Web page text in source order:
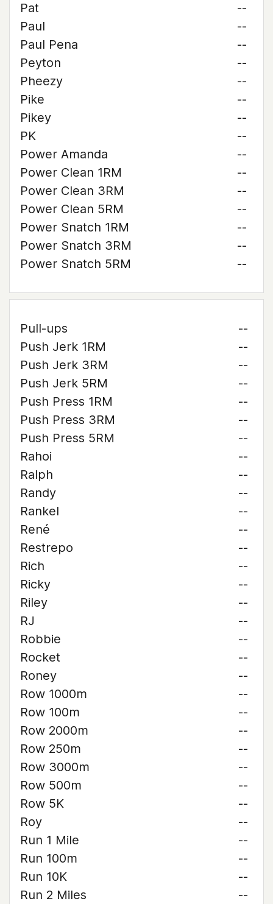
Pat
--
Paul
--
Paul Pena
--
Peyton
--
Pheezy
--
Pike
--
Pikey
--
PK
--
Power Amanda
--
Power Clean 1RM
--
Power Clean 3RM
--
Power Clean 5RM
--
Power Snatch 1RM
--
Power Snatch 3RM
--
Power Snatch 5RM
--
Pull-ups
--
Push Jerk 1RM
--
Push Jerk 3RM
--
Push Jerk 5RM
--
Push Press 1RM
--
Push Press 3RM
--
Push Press 5RM
--
Rahoi
--
Ralph
--
Randy
--
Rankel
--
René
--
Restrepo
--
Rich
--
Ricky
--
Riley
--
RJ
--
Robbie
--
Rocket
--
Roney
--
Row 1000m
--
Row 100m
--
Row 2000m
--
Row 250m
--
Row 3000m
--
Row 500m
--
Row 5K
--
Roy
--
Run 1 Mile
--
Run 100m
--
Run 10K
--
Run 2 Miles
--